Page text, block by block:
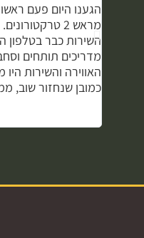
הגענו היום פעם
מראש 2
השירות כבר בטלפון
מדריכים תותחים
האווירה והשירות היו
כמובן שנחזור שוב,